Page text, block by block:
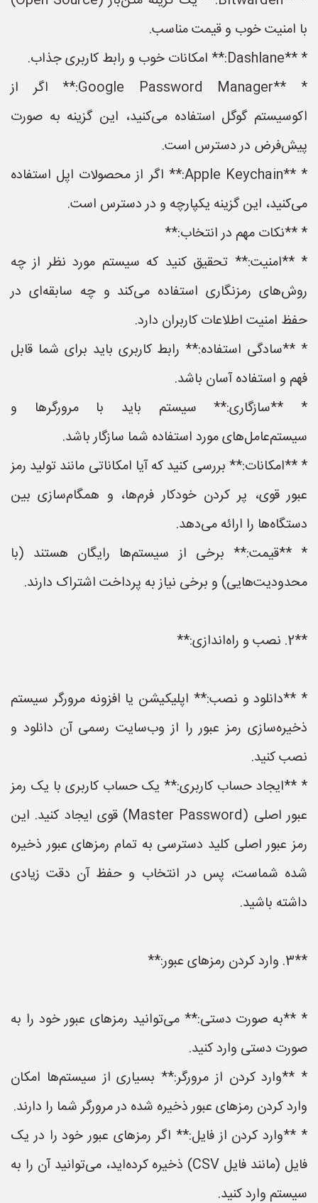
با امنیت خوب و قیمت مناسب.
* **Dashlane:** امکانات خوب و رابط کاربری جذاب.
* **Google Password Manager:** اگر از
اکوسیستم گوگل استفاده می‌کنید، این گزینه به صورت
پیش‌فرض در دسترس است.
* **Apple Keychain:** اگر از محصولات اپل استفاده
می‌کنید، این گزینه یکپارچه و در دسترس است.
* **نکات مهم در انتخاب:**
* **امنیت:** تحقیق کنید که سیستم مورد نظر از چه
روش‌های رمزنگاری استفاده می‌کند و چه سابقه‌ای در
حفظ امنیت اطلاعات کاربران دارد.
* **سادگی استفاده:** رابط کاربری باید برای شما قابل
فهم و استفاده آسان باشد.
* **سازگاری:** سیستم باید با مرورگرها و
سیستم‌عامل‌های مورد استفاده شما سازگار باشد.
* **امکانات:** بررسی کنید که آیا امکاناتی مانند تولید رمز
عبور قوی، پر کردن خودکار فرم‌ها، و همگام‌سازی بین
دستگاه‌ها را ارائه می‌دهد.
* **قیمت:** برخی از سیستم‌ها رایگان هستند (با
محدودیت‌هایی) و برخی نیاز به پرداخت اشتراک دارند.
**2. نصب و راه‌اندازی:**
* **دانلود و نصب:** اپلیکیشن یا افزونه مرورگر سیستم
ذخیره‌سازی رمز عبور را از وب‌سایت رسمی آن دانلود و
نصب کنید.
* **ایجاد حساب کاربری:** یک حساب کاربری با یک رمز
عبور اصلی (Master Password) قوی ایجاد کنید. این
رمز عبور اصلی کلید دسترسی به تمام رمزهای عبور ذخیره
شده شماست، پس در انتخاب و حفظ آن دقت زیادی
داشته باشید.
**3. وارد کردن رمزهای عبور:**
* **به صورت دستی:** می‌توانید رمزهای عبور خود را به
صورت دستی وارد کنید.
* **وارد کردن از مرورگر:** بسیاری از سیستم‌ها امکان
وارد کردن رمزهای عبور ذخیره شده در مرورگر شما را دارند.
* **وارد کردن از فایل:** اگر رمزهای عبور خود را در یک
فایل (مانند فایل CSV) ذخیره کرده‌اید، می‌توانید آن را به
سیستم وارد کنید.